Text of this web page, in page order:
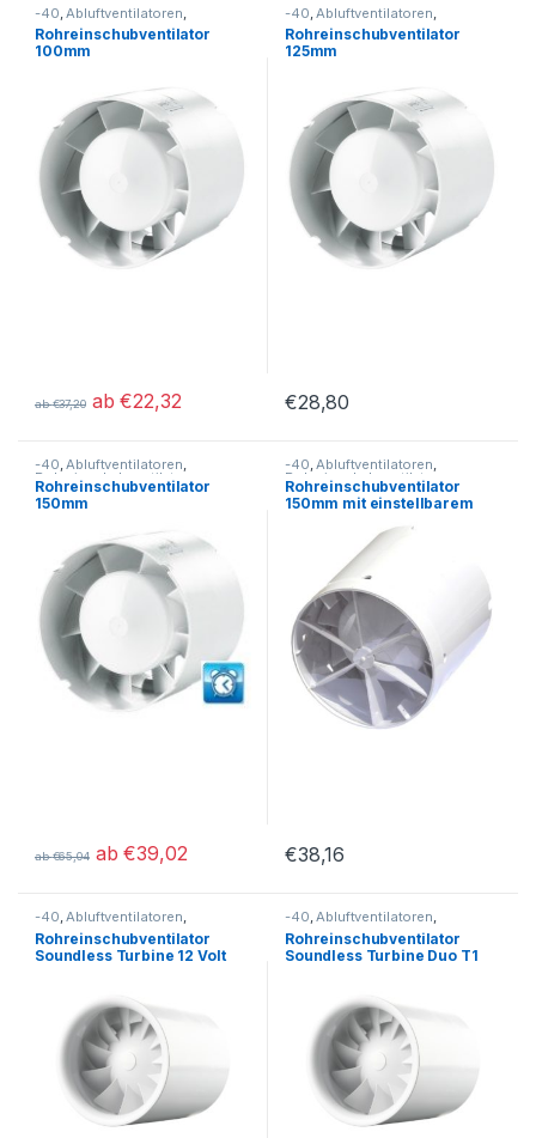
-40 Abluftventilatoren
Rohreinschubventilatoren
Rohreinschubventilator
100mm
ab€37,20 ab€22,32
Dieses Produkt weist mehrere Varianten auf. Die Optionen
-40 Abluftventilatoren
Rohreinschubventilatoren
Rohreinschubventilator
125mm
€28,80
-40,Abluftventilatoren,
Rohreinschubventilatoren
Rohreinschubventilator
150mm
ab€65,04 ab€39,02
Dieses Produkt weist mehrere Varianten auf. Die Optionen
-40,Abluftventilatoren,
Rohreinschubventilatoren
Rohreinschubventilator
150mm mit einstellbarem
Rückluftsperrklappe
€38,16
-40,Abluftventilatoren,
Rohreinschubventilatoren
Rohreinschubventilator
Soundless Turbine 12 Volt
-40,Abluftventilatoren,
Rohreinschubventilatoren
Rohreinschubventilator
Soundless Turbine Duo T1